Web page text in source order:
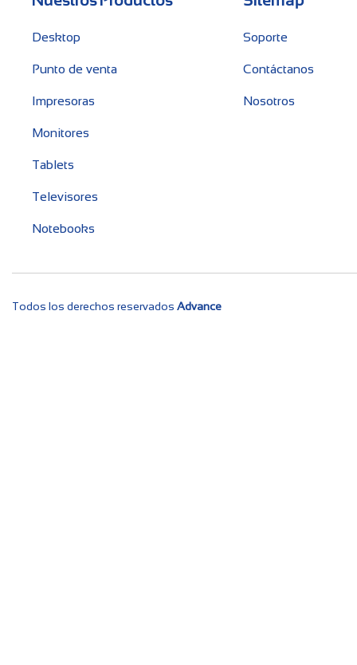
Desktop
Punto de venta
Impresoras
Monitores
Tablets
Televisores
Notebooks
Soporte
Contáctanos
Nosotros
Todos los derechos reservados Advance